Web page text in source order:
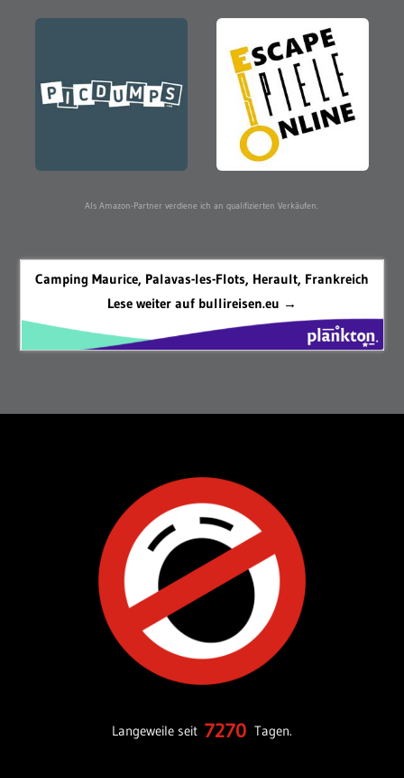
Als Amazon-Partner verdiene ich an qualifizierten Verkäufen.
Camping Maurice, Palavas-les-Flots, Herault, Frankreich
Lese weiter auf bullireisen.eu →
Langeweile seit 7270 Tagen.